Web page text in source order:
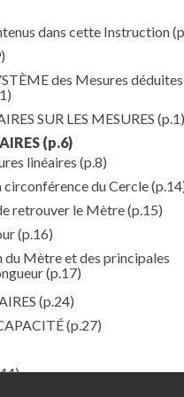
dans cette Instruction
des Mesures
SUR LES MESURES (p.1)
(p.6)
linéaires (p.8)
du Cercle
retrouver le Mètre(p.15)
(p.16)
Mètre et des principales
(p.17)
(p.24)
(p.27)